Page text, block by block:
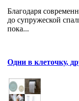
Благодаря
до супружеской
пока...
Одни в клеточку,